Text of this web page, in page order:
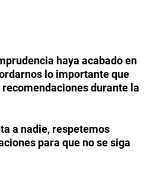
haya acabado en
lo importante que
durante la
a nadie, respetemos
para que no se siga